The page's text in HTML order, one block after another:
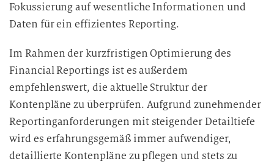
Fokussierung auf wesentliche Informationen und
Daten für ein effizientes Reporting.
Im Rahmen der kurzfristigen Optimierung des
Financial Reportings ist es außerdem
empfehlenswert, die aktuelle Struktur der
Kontenpläne zu überprüfen. Aufgrund zunehmender
Reportinganforderungen mit steigender Detailtiefe
wird es erfahrungsgemäß immer aufwendiger,
detaillierte Kontenpläne zu pflegen und stets zu